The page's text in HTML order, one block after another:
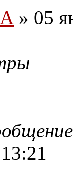
» 05